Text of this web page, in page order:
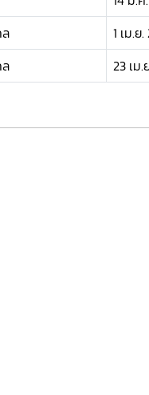
1 เม.ย
23 เม.